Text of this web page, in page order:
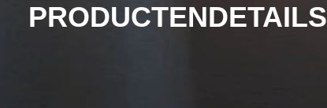
PRODUCTENDETAILS